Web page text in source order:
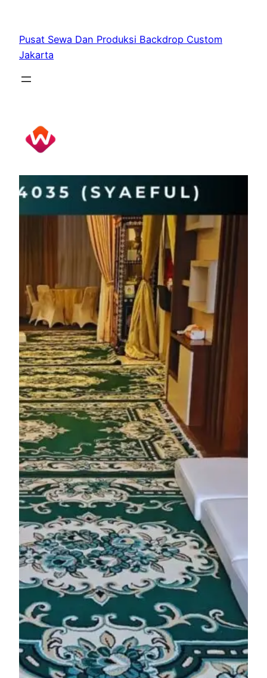
content
Pusat Sewa Dan Produksi Backdrop Custom
Jakarta